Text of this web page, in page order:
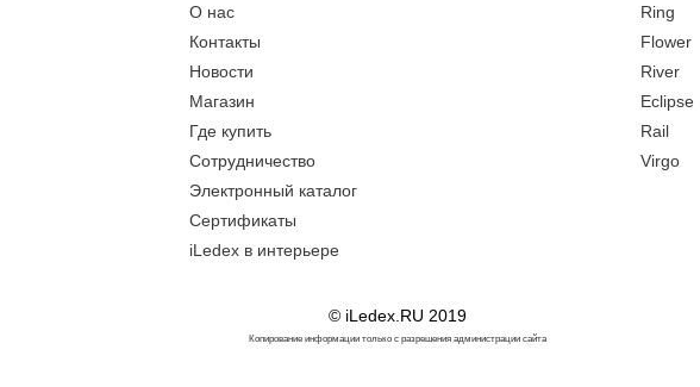
О нас
Контакты
Новости
Магазин
Где купить
Сотрудничество
Электронный каталог
Сертификаты
iLedex в интерьере
Ring
Flower
River
Eclipse
Rail
Virgo
© iLedex.RU 2019
Копирование информации только с разрешения администрации сайта